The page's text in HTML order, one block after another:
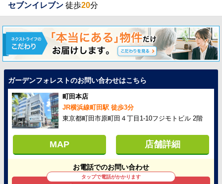
セブンイレブン 徒歩20分
ガーデンフォレストのお問い合わせはこちら
町田本店
JR横浜線町田駅 徒歩3分
東京都町田市原町田４丁目1-10フジモトビル 2階
MAP 店舗詳細
お電話でのお問い合わせ
タップで電話がかかります